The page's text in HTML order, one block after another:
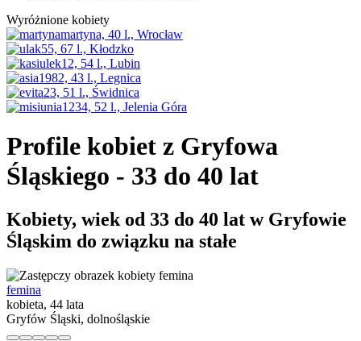
Wyróżnione kobiety
Profile kobiet z Gryfowa
Śląskiego - 33 do 40 lat
Kobiety, wiek od 33 do 40 lat w Gryfowie
Śląskim do związku na stałe
femina
kobieta, 44 lata
Gryfów Śląski, dolnośląskie